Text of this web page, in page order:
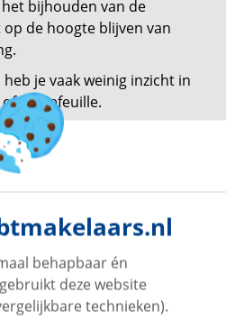
bijhouden van de
de hoogte blijven van
je vaak weinig inzicht in
portefeuille.
een vastgoedfonds
voorwaarden voor.
zijn daar beheerkosten
onzeker. Je kunt van
zeggen hoe hoog je
behapbaar én
deze website
technieken).